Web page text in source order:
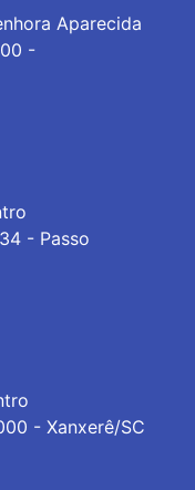
Aparecida
-
- Passo
- Xanxerê/SC